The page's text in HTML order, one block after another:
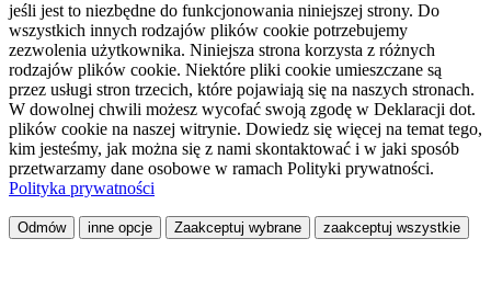
jeśli jest to niezbędne do funkcjonowania niniejszej strony. Do
wszystkich innych rodzajów plików cookie potrzebujemy
zezwolenia użytkownika. Niniejsza strona korzysta z różnych
rodzajów plików cookie. Niektóre pliki cookie umieszczane są
przez usługi stron trzecich, które pojawiają się na naszych stronach.
W dowolnej chwili możesz wycofać swoją zgodę w Deklaracji dot.
plików cookie na naszej witrynie. Dowiedz się więcej na temat tego,
kim jesteśmy, jak można się z nami skontaktować i w jaki sposób
przetwarzamy dane osobowe w ramach Polityki prywatności.
Polityka prywatności
Odmów inne opcje Zaakceptuj wybrane zaakceptuj wszystkie